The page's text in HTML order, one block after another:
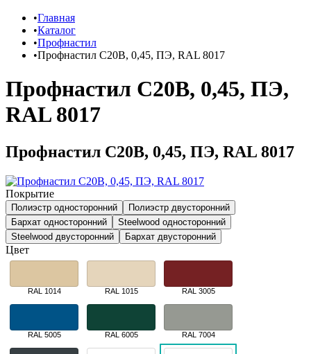
Главная
Каталог
Профнастил
Профнастил C20B, 0,45, ПЭ, RAL 8017
Профнастил C20B, 0,45, ПЭ,
RAL 8017
Профнастил C20B, 0,45, ПЭ, RAL 8017
Покрытие
Полиэстр односторонний
Полиэстр двусторонний
Бархат односторонний
Steelwood односторонний
Steelwood двусторонний
Бархат двусторонний
Цвет
RAL 1014 RAL 1015 RAL 3005
RAL 5005 RAL 6005 RAL 7004